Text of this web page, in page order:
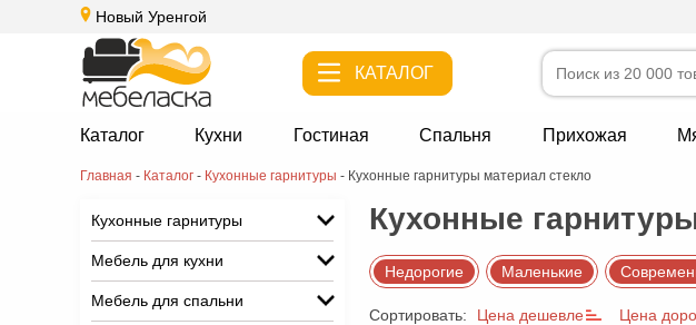
Новый Уренгой
КАТАЛОГ
Каталог Кухни Гостиная Спальня Прихожая
Главная - Каталог - Кухонные гарнитуры - Кухонные гарнитуры материал стекло
Кухонные гарнитуры
Мебель для кухни
Мебель для спальни
Кухонные
Недорогие Маленькие
Сортировать: Цена дешевле Цена